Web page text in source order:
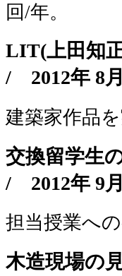
回/年。
LIT(上田知
/ 2012年 8
建築家作品
交換留学生
/ 2012年 9
担当授業へ
木造現場の